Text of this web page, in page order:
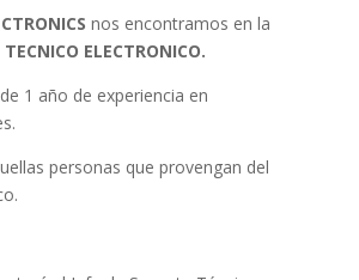
nos encontramos en la
TECNICO ELECTRONICO.
1 año de experiencia en
personas que provengan del